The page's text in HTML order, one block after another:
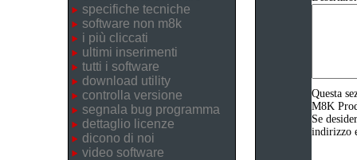
specifiche tecniche
software non m8k
i più cliccati
ultimi inserimenti
tutti i software
download utility
controlla versione
segnala bug programma
dettaglio licenze
dicono di noi
video software
Questa
M8K
Se
indirizzo